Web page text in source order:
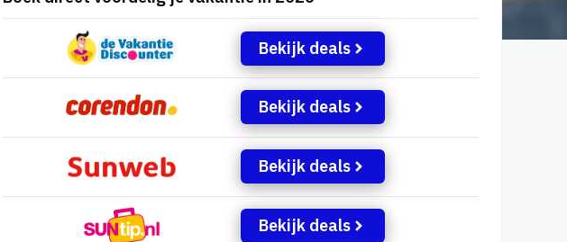
Bekijk deals
Bekijk deals
Bekijk deals
Bekijk deals